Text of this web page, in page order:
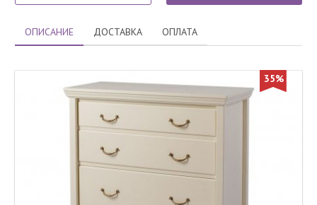
ОПИСАНИЕ ДОСТАВКА ОПЛАТА
35%